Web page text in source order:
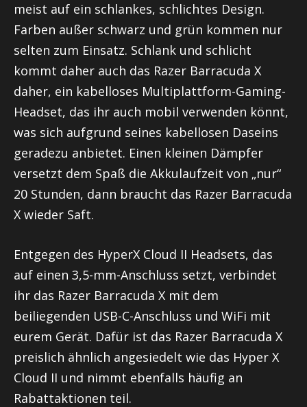
meist auf ein schlankes, schlichtes Design.
Farben außer schwarz und grün kommen nur
selten zum Einsatz. Schlank und schlicht
kommt daher auch das Razer Barracuda X
daher, ein kabelloses Multiplattform-Gaming-
Headset, das ihr auch mobil verwenden könnt,
was sich aufgrund seines kabellosen Daseins
geradezu anbietet. Einen kleinen Dämpfer
versetzt dem Spaß die Akkulaufzeit von „nur“
20 Stunden, dann braucht das Razer Barracuda
X wieder Saft.
Entgegen des HyperX Cloud II Headsets, das
auf einen 3,5-mm-Anschluss setzt, verbindet
ihr das Razer Barracuda X mit dem
beiliegenden USB-C-Anschluss und WiFi mit
eurem Gerät. Dafür ist das Razer Barracuda X
preislich ähnlich angesiedelt wie das Hyper X
Cloud II und nimmt ebenfalls häufig an
Rabattaktionen teil.